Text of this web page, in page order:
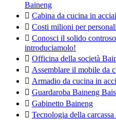
Baineng
 Cabina da cucina in
 Costi milioni per
 Conosci il solido
introduciamolo!
 Officina della società
 Assemblare il mobile da
 Armadio da cucina in
 Guardaroba Baineng
 Gabinetto Baineng
 Tecnologia della